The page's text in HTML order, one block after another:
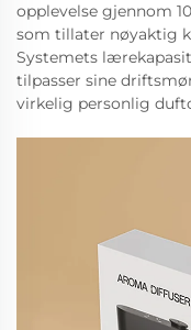
opplevelse gjennom
som tillater nøyaktig
Systemets
tilpasser sine
virkelig personlig